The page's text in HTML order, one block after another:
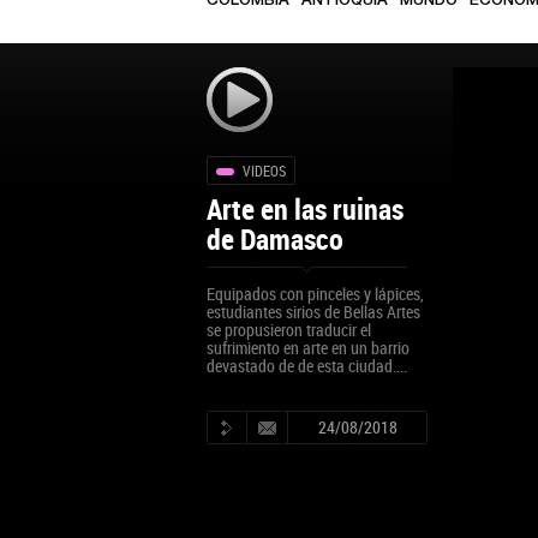
VIDEOS
Arte en las ruinas
de Damasco
Equipados con pinceles y lápices,
estudiantes sirios de Bellas Artes
se propusieron traducir el
sufrimiento en arte en un barrio
devastado de de esta ciudad....
24/08/2018